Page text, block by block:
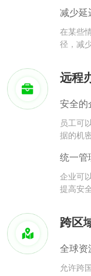
减少延
在某些
径，减
远程
安全的
员工可
据的机
统一管
企业可
提高安
跨区
全球资
允许跨